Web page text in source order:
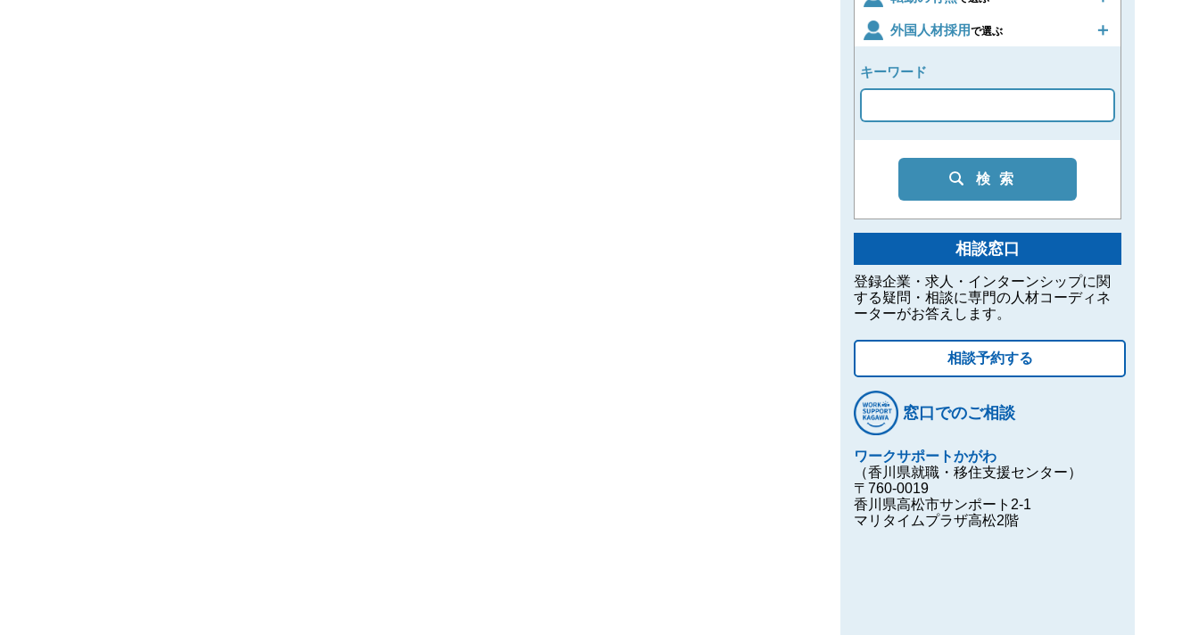
外国人材採用で選ぶ
キーワード
検索
相談窓口
登録企業・求人・インターンシップに関
する疑問・相談に専門の人材コーディネ
ーターがお答えします。
相談予約する
窓口でのご相談
ワークサポートかがわ
（香川県就職・移住支援センター）
〒760-0019
香川県高松市サンポート2-1
マリタイムプラザ高松2階